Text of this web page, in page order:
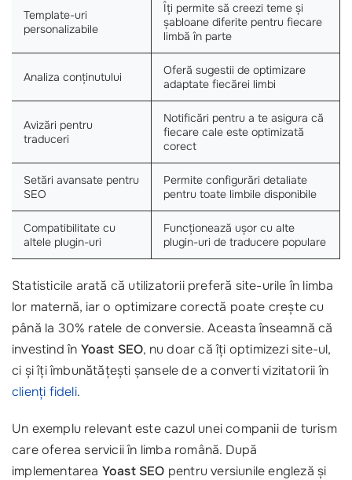
Template-uri
personalizabile
Îți permite să creezi teme și
șabloane diferite pentru fiecare
limbă în parte
Analiza conținutului
Oferă sugestii de optimizare
adaptate fiecărei limbi
Avizări pentru
traduceri
Notificări pentru a te asigura că
fiecare cale este optimizată
corect
Setări avansate pentru
SEO
Permite configurări detaliate
pentru toate limbile disponibile
Compatibilitate cu
altele plugin-uri
Funcționează ușor cu alte
plugin-uri de traducere populare
Statisticile arată că utilizatorii preferă site-urile în limba
lor maternă, iar o optimizare corectă poate crește cu
până la 30% ratele de conversie. Aceasta înseamnă că
investind în Yoast SEO, nu doar că îți optimizezi site-ul,
ci și îți îmbunătățești șansele de a converti vizitatorii în
clienți fideli.
Un exemplu relevant este cazul unei companii de turism
care oferea servicii în limba română. După
implementarea Yoast SEO pentru versiunile engleză și